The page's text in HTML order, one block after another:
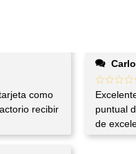
como
recibir
puntual
de